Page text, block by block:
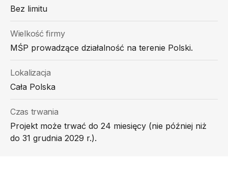
Bez limitu
Wielkość firmy
MŚP prowadzące działalność na terenie Polski.
Lokalizacja
Cała Polska
Czas trwania
Projekt może trwać do 24 miesięcy (nie później niż
do 31 grudnia 2029 r.).